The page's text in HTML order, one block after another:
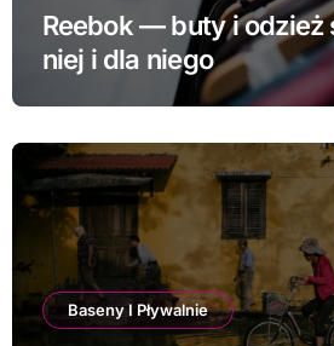
Reebok — buty i odzież
niej i dla niego
Baseny I Pływalnie